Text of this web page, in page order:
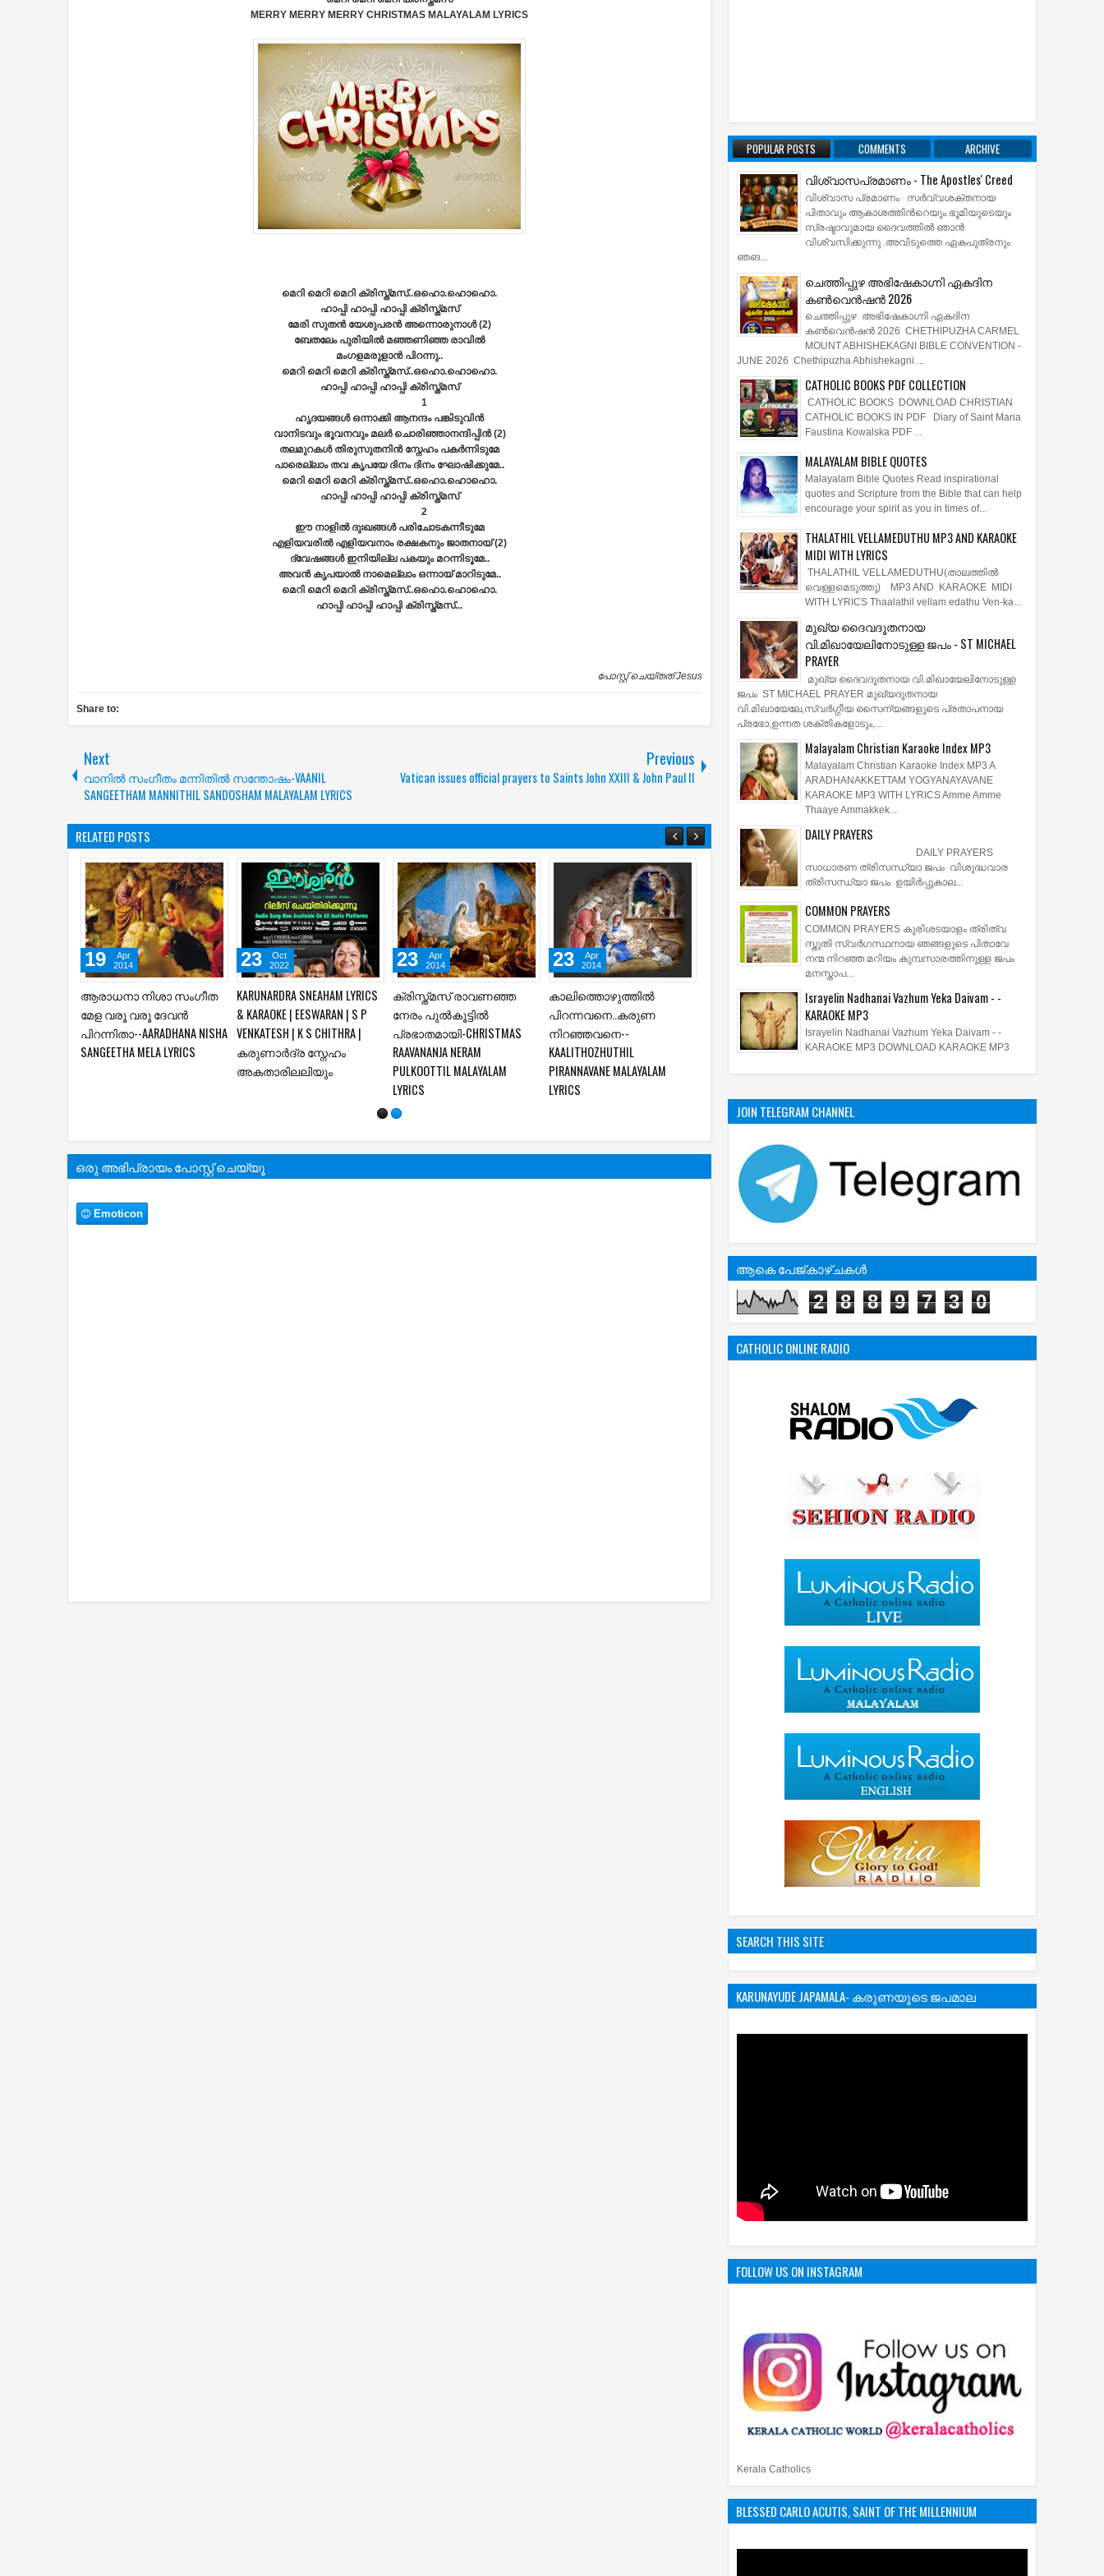
MERRY MERRY MERRY CHRISTMAS MALAYALAM LYRICS
മെറി മെറി മെറി ക്രിസ്ത്മസ്‌..ഒഹൊ.ഹൊഹൊ.
ഹാപ്പി ഹാപ്പി ഹാപ്പി ക്രിസ്ത്മസ്‌
മേരി സുതന്‍ യേശുപരന്‍ അന്നൊരുനാള്‍ (2)
ബേതലേം പുരിയില്‍ മഞ്ഞണിഞ്ഞ രാവില്‍
മംഗളമരുളാന്‍ പിറന്നു..
മെറി മെറി മെറി ക്രിസ്ത്മസ്‌..ഒഹൊ.ഹൊഹൊ.
ഹാപ്പി ഹാപ്പി ഹാപ്പി ക്രിസ്ത്മസ്‌
1
ഹൃദയങ്ങള്‍ ഒന്നാക്കി ആനന്ദം പങ്കിടുവിന്‍
വാനിടവും ഭൂവനവും മലര്‍ ചൊരിഞ്ഞാനന്ദിപ്പിന്‍ (2)
തലമുറകള്‍ തിരുസുതനിന്‍ സ്നേഹം പകര്‍ന്നിടുമേ
പാരെല്ലാം തവ കൃപയേ ദിനം ദിനം ഘോഷിക്കുമേ..
മെറി മെറി മെറി ക്രിസ്ത്മസ്‌..ഒഹൊ.ഹൊഹൊ.
ഹാപ്പി ഹാപ്പി ഹാപ്പി ക്രിസ്ത്മസ്‌
2
ഈ നാളില്‍ ദുഃഖങ്ങള്‍ പരിചോടകന്നീടുമേ
എളിയവരില്‍ എളിയവനാം രക്ഷകനും ജാതനായ്‌ (2)
ദ്വേഷങ്ങള്‍ ഇനിയില്ല പകയും മറന്നിടൂമേ..
അവന്‍ കൃപയാല്‍ നാമെല്ലാം ഒന്നായ്‌ മാറിടുമേ..
മെറി മെറി മെറി ക്രിസ്ത്മസ്‌..ഒഹൊ.ഹൊഹൊ.
ഹാപ്പി ഹാപ്പി ഹാപ്പി ക്രിസ്ത്മസ്‌...
പോസ്റ്റ് ചെയ്തത്Jesus
Share to:
Next
വാനില്‍ സംഗീതം മന്നിതില്‍ സന്തോഷം-VAANIL
SANGEETHAM MANNITHIL SANDOSHAM MALAYALAM LYRICS
Previous
Vatican issues official prayers to Saints John XXIII & John Paul II
RELATED POSTS
വാനില്‍ സംഗീതം മന്നിതില്‍
സന്തോഷം-VAANIL
SANGEETHAM MANNITHIL
SANDOSHAM MALAYALAM
30
Apr
2014
ഗാഗുല്‍ത്താ മലയില്‍
നിന്നും-- GAGULTHA MALAYIL
NINNUM MALAYALAM MP3 AND
LYRICS
30
Mar
2026
ആരാധനാ നിശാ സംഗീത
മേള വരൂ വരൂ ദേവന്‍
പിറന്നിതാ--AARADHANA NISHA
SANGEETHA MELA LYRICS
19
Apr
2014
KARUNARDRA SNEAHAM LYRICS
& KARAOKE | EESWARAN | S P
VENKATESH | K S CHITHRA |
കരുണാർദ്ര സ്നേഹം
അകതാരിലലിയും
23
Oct
2022
ക്രിസ്ത്മസ് രാവണഞ്ഞ
നേരം പുല്‍കൂട്ടില്‍
പ്രഭാതമായി-CHRISTMAS
RAAVANANJA NERAM
PULKOOTTIL MALAYALAM
Apr
2014
കാലിത്തൊഴുത്തില്‍
പിറന്നവനെ..കരുണ
നിറഞ്ഞവനെ--
KAALITHOZHUTHIL
PIRANNAVANE MALAYALAM
23
Apr
2014
POPULAR POSTS COMMENTS ARCHIVE
വിശ്വാസപ്രമാണം - The Apostles' Creed
വിശ്വാസ പ്രമാണം സര്‍വ്വശക്തനായ
പിതാവും ആകാശത്തിന്‍റെയും ഭൂമിയുടെയും
സ്രഷ്ടാവുമായ ദൈവത്തില്‍ ഞാന്‍
വിശ്വസിക്കുന്നു .അവിടുത്തെ ഏകപുത്രനും
ഞങ...
ചെത്തിപ്പുഴ അഭിഷേകാഗ്നി ഏകദിന
കൺവെൻഷൻ 2026
ചെത്തിപ്പുഴ അഭിഷേകാഗ്നി ഏകദിന
കൺവെൻഷൻ 2026 CHETHIPUZHA CARMEL
MOUNT ABHISHEKAGNI BIBLE CONVENTION -
JUNE 2026 Chethipuzha Abhishekagni ...
CATHOLIC BOOKS PDF COLLECTION
CATHOLIC BOOKS DOWNLOAD CHRISTIAN
CATHOLIC BOOKS IN PDF Diary of Saint Maria
Faustina Kowalska PDF ...
MALAYALAM BIBLE QUOTES
Malayalam Bible Quotes Read inspirational
quotes and Scripture from the Bible that can help
encourage your spirit as you in times of...
THALATHIL VELLAMEDUTHU MP3 AND KARAOKE
MIDI WITH LYRICS
THALATHIL VELLAMEDUTHU(താലത്തില്‍
വെള്ളമെടുത്തു) MP3 AND KARAOKE MIDI
WITH LYRICS Thaalathil vellam edathu Ven-ka...
മുഖ്യ ദൈവദൂതനായ
വി.മിഖായേലിനോടുള്ള ജപം - ST MICHAEL
PRAYER
മുഖ്യ ദൈവദൂതനായ വി.മിഖായേലിനോടുള്ള
ജപം ST MICHAEL PRAYER മുഖ്യദൂതനായ
വി.മിഖായേലേ,സ്വർഗ്ഗീയ സൈന്യങ്ങളുടെ പ്രതാപനായ
പ്രഭോ,ഉന്നത ശക്തികളോടും,...
Malayalam Christian Karaoke Index MP3
Malayalam Christian Karaoke Index MP3 A
ARADHANAKKETTAM YOGYANAYAVANE
KARAOKE MP3 WITH LYRICS Amme Amme
Thaaye Ammakkek...
DAILY PRAYERS
DAILY PRAYERS
സാധാരണ ത്രിസന്ധ്യാ ജപം വിശുദ്ധവാര
ത്രിസന്ധ്യാ ജപം ഉയിര്‍പ്പുകാല...
COMMON PRAYERS
COMMON PRAYERS കുരിശടയാളം ത്രിത്വ
സ്തുതി സ്വര്‍ഗസ്ഥനായ ഞങ്ങളുടെ പിതാവേ
നന്മ നിറഞ്ഞ മറിയം കുമ്പസാരത്തിനുള്ള ജപം
മനസ്താപ...
Israyelin Nadhanai Vazhum Yeka Daivam - -
KARAOKE MP3
Israyelin Nadhanai Vazhum Yeka Daivam - -
KARAOKE MP3 DOWNLOAD KARAOKE MP3
JOIN TELEGRAM CHANNEL
ആകെ പേജ്‌കാഴ്‌ചകള്‍
2 8 8 9 7 3 0
CATHOLIC ONLINE RADIO
SEARCH THIS SITE
KARUNAYUDE JAPAMALA- കരുണയുടെ ജപമാല
FOLLOW US ON INSTAGRAM
Kerala Catholics
BLESSED CARLO ACUTIS, SAINT OF THE MILLENNIUM